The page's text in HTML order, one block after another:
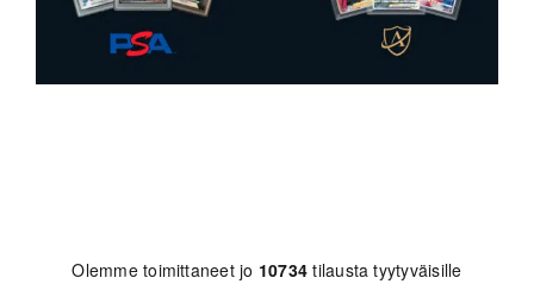
Olemme toimittaneet jo 10734 tilausta tyytyväisille